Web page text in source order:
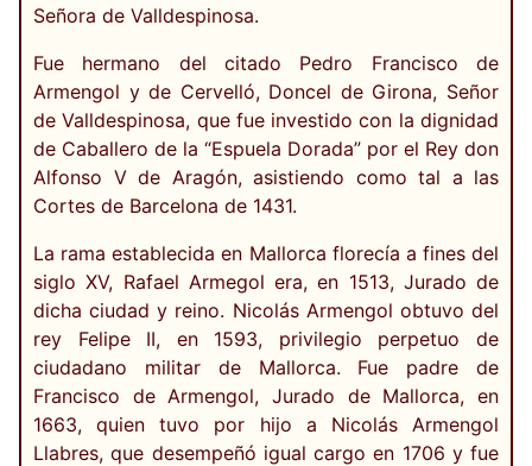
Señora de Valldespinosa.
Fue hermano del citado Pedro Francisco de
Armengol y de Cervelló, Doncel de Girona, Señor
de Valldespinosa, que fue investido con la dignidad
de Caballero de la “Espuela Dorada” por el Rey don
Alfonso V de Aragón, asistiendo como tal a las
Cortes de Barcelona de 1431.
La rama establecida en Mallorca florecía a fines del
siglo XV, Rafael Armegol era, en 1513, Jurado de
dicha ciudad y reino. Nicolás Armengol obtuvo del
rey Felipe II, en 1593, privilegio perpetuo de
ciudadano militar de Mallorca. Fue padre de
Francisco de Armengol, Jurado de Mallorca, en
1663, quien tuvo por hijo a Nicolás Armengol
Llabres, que desempeñó igual cargo en 1706 y fue